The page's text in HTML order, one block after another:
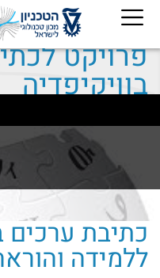
פרויקט
בוויקיפדיה
כתיבת ערכים
ללמידה